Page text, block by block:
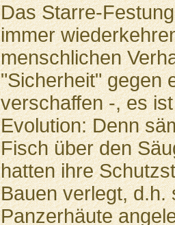
Das Starre-
immer
menschlichen
"Sicherheit" gegen
verschaffen -, es
Evolution: Denn
Fisch über den
hatten ihre
Bauen verlegt, d.h.
Panzerhäute